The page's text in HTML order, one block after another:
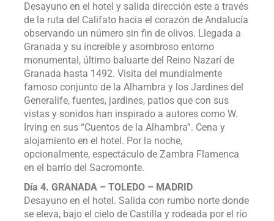
Desayuno en el hotel y salida dirección este a través
de la ruta del Califato hacia el corazón de Andalucía
observando un número sin fin de olivos. Llegada a
Granada y su increíble y asombroso entorno
monumental, último baluarte del Reino Nazarí de
Granada hasta 1492. Visita del mundialmente
famoso conjunto de la Alhambra y los Jardines del
Generalife, fuentes, jardines, patios que con sus
vistas y sonidos han inspirado a autores como W.
Irving en sus “Cuentos de la Alhambra”. Cena y
alojamiento en el hotel. Por la noche,
opcionalmente, espectáculo de Zambra Flamenca
en el barrio del Sacromonte.
Día 4. GRANADA – TOLEDO – MADRID
Desayuno en el hotel. Salida con rumbo norte donde
se eleva, bajo el cielo de Castilla y rodeada por el río